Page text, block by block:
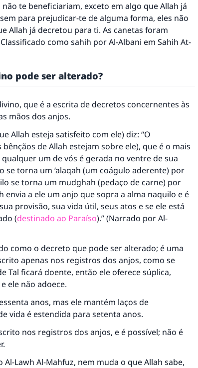
te beneficiariam, exceto em algo que Allah já
para prejudicar-te de alguma forma, eles não
Allah já decretou para ti. As canetas foram
como sahih por Al-Albani em Sahih At-
pode ser alterado?
que é a escrita de decretos concernentes às
mãos dos anjos.
Allah esteja satisfeito com ele) diz: “O
de Allah estejam sobre ele), que é o mais
um de vós é gerada no ventre de sua
se torna um ‘alaqah (um coágulo aderente) por
se torna um mudghah (pedaço de carne) por
a ele um anjo que sopra a alma naquilo e é
provisão, sua vida útil, seus atos e se ele está
(destinado ao Paraíso).” (Narrado por Al-
como o decreto que pode ser alterado; é uma
apenas nos registros dos anjos, como se
Tal ficará doente, então ele oferece súplica,
ele não adoece.
anos, mas ele mantém laços de
vida é estendida para setenta anos.
nos registros dos anjos, e é possível; não é
Lawh Al-Mahfuz, nem muda o que Allah sabe,